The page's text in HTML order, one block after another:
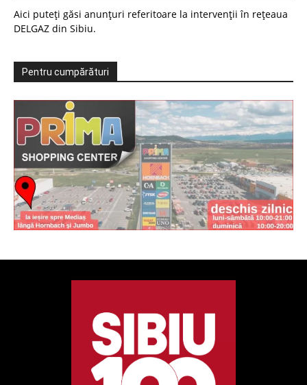
Aici puteți găsi anunțuri referitoare la intervenții în rețeaua
DELGAZ din Sibiu.
Pentru cumpărături